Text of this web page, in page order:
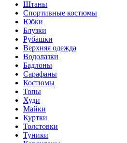
Штаны
Спортивные костюмы
Юбки
Блузки
Рубашки
Верхняя одежда
Водолазки
Бадлоны
Сарафаны
Костюмы
Топы
Худи
Майки
Куртки
Толстовки
Туники